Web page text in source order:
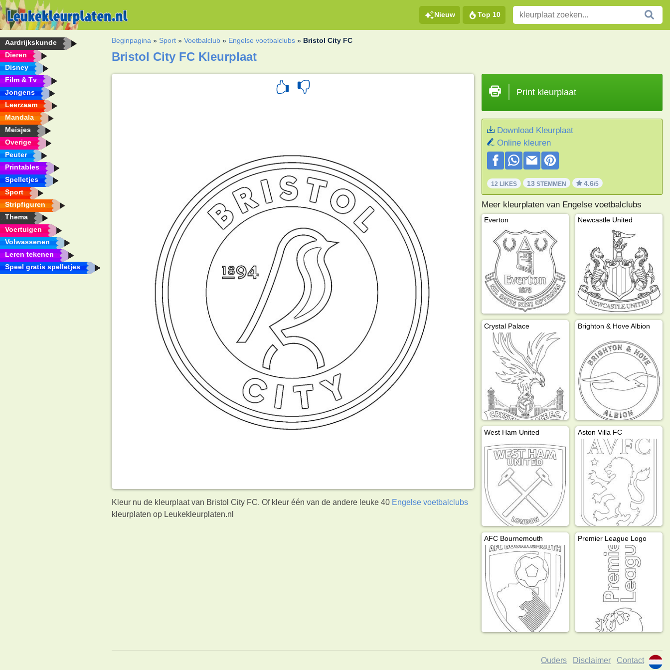
Nieuw Top 10
Aardrijkskunde
Dieren
Disney
Film & Tv
Jongens
Leerzaam
Mandala
Meisjes
Overige
Peuter
Printables
Spelletjes
Sport
Stripfiguren
Thema
Voertuigen
Volwassenen
Leren tekenen
Speel gratis spelletjes
Beginpagina » Sport »Voetbalclub » Engelse voetbalclubs » Bristol City FC
Bristol City FC Kleurplaat
Kleur nu de kleurplaat van Bristol City FC. Of kleur één van de andere leuke 40 Engelse voetbalclubs
kleurplaten op Leukekleurplaten.nl
Print kleurplaat
Download Kleurplaat
Online kleuren
12 LIKES 13 STEMMEN 4.6/5
Meer kleurplaten van Engelse voetbalclubs
Everton Newcastle United
Crystal Palace Brighton & Hove Albion
West Ham United Aston Villa FC
AFC Bournemouth Premier League Logo
Ouders Disclaimer Contact